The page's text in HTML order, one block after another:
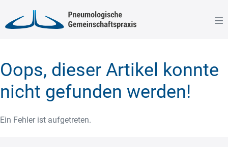
Inhalt
Oops, dieser Artikel konnte
nicht gefunden werden!
Ein Fehler ist aufgetreten.